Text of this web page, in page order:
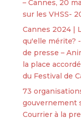
– Cannes, 20
sur les VHSS-
Cannes 2024 |
qu'elle mérite?
de presse –
la place
du Festival de
73
gouvernement
Courrier à la